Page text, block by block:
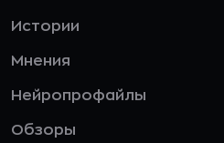
Истории
Мнения
Нейропрофайлы
Обзоры